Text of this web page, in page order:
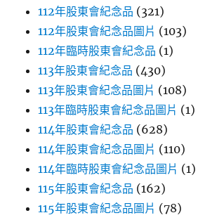
112年股東會紀念品 (321)
112年股東會紀念品圖片 (103)
112年臨時股東會紀念品 (1)
113年股東會紀念品 (430)
113年股東會紀念品圖片 (108)
113年臨時股東會紀念品圖片 (1)
114年股東會紀念品 (628)
114年股東會紀念品圖片 (110)
114年臨時股東會紀念品圖片 (1)
115年股東會紀念品 (162)
115年股東會紀念品圖片 (78)